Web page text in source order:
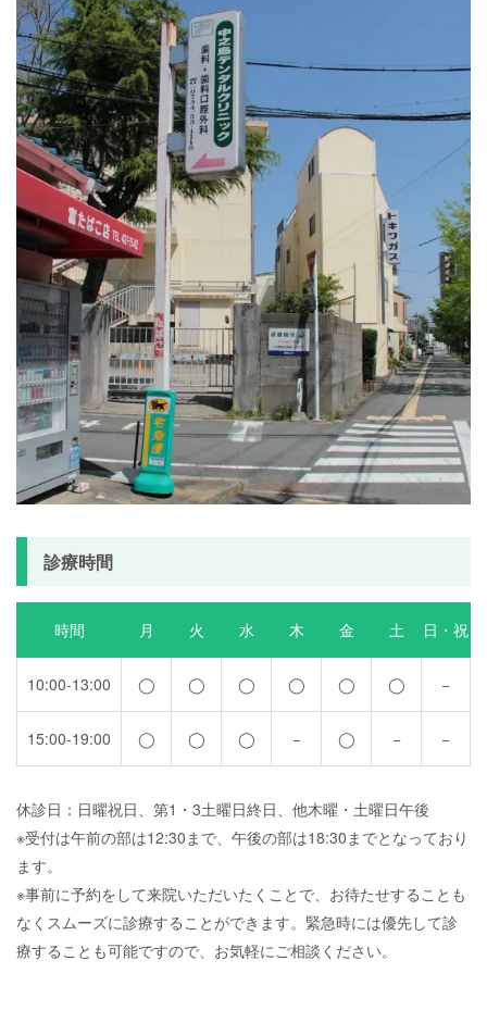
診療時間
時間 月 火 水 木 金 土 日・祝
10:00-13:00 ◯ ◯ ◯ ◯ ◯ ◯ −
15:00-19:00 ◯ ◯ ◯ − ◯ − −
休診日：日曜祝日、第1・3土曜日終日、他木曜・土曜日午後
※受付は午前の部は12:30まで、午後の部は18:30までとなっており
ます。
※事前に予約をして来院いただいたくことで、お待たせすることも
なくスムーズに診療することができます。緊急時には優先して診
療することも可能ですので、お気軽にご相談ください。